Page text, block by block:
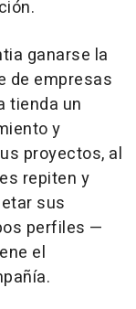
ganarse la
de empresas
tienda un
y
proyectos, al
repiten y
sus
perfiles —
el